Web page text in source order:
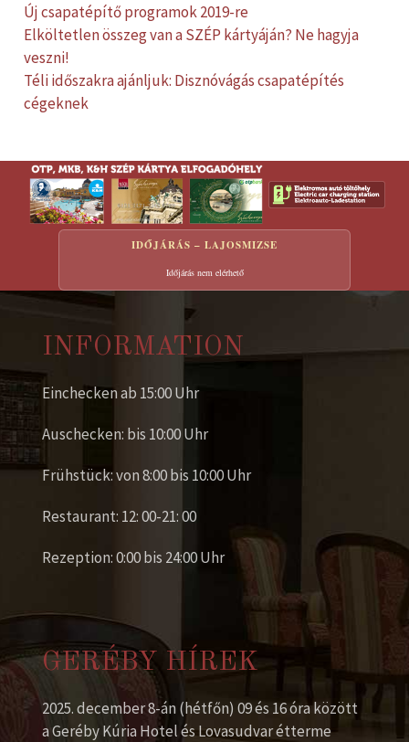
Új csapatépítő programok 2019-re
Elköltetlen összeg van a SZÉP kártyáján? Ne hagyja
veszni!
Téli időszakra ajánljuk: Disznóvágás csapatépítés
cégeknek
IDŐJÁRÁS – LAJOSMIZSE
Időjárás nem elérhető
INFORMATION
Einchecken ab 15:00 Uhr
Auschecken: bis 10:00 Uhr
Frühstück: von 8:00 bis 10:00 Uhr
Restaurant: 12: 00-21: 00
Rezeption: 0:00 bis 24:00 Uhr
GERÉBY HÍREK
2025. december 8-án (hétfőn) 09 és 16 óra között
a Geréby Kúria Hotel és Lovasudvar étterme